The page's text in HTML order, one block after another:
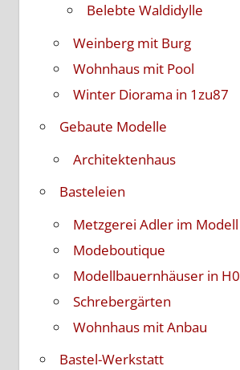
Belebte Waldidylle
Weinberg mit Burg
Wohnhaus mit Pool
Winter Diorama in 1zu87
Gebaute Modelle
Architektenhaus
Basteleien
Metzgerei Adler im Modell
Modeboutique
Modellbauernhäuser in H0
Schrebergärten
Wohnhaus mit Anbau
Bastel-Werkstatt